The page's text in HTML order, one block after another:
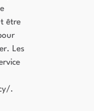
être
Les
.